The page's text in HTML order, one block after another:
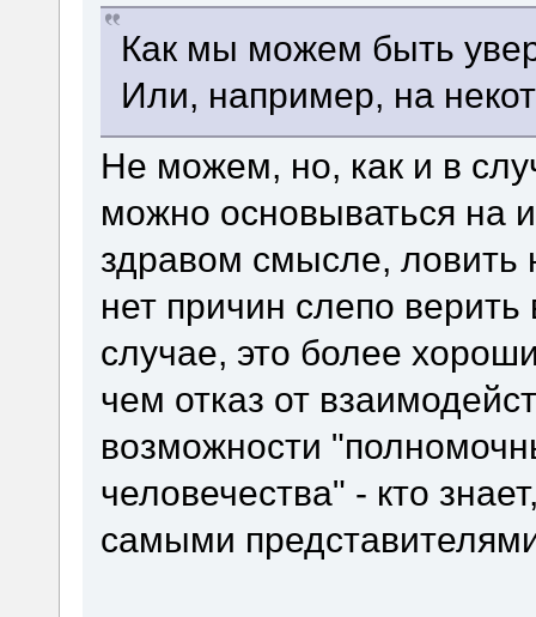
Как мы можем быть
Или, например, на
Не можем, но, как и в
можно основываться на
здравом смысле, ловить
нет причин слепо
случае, это более
чем отказ от
возможности
человечества" - кто
самыми